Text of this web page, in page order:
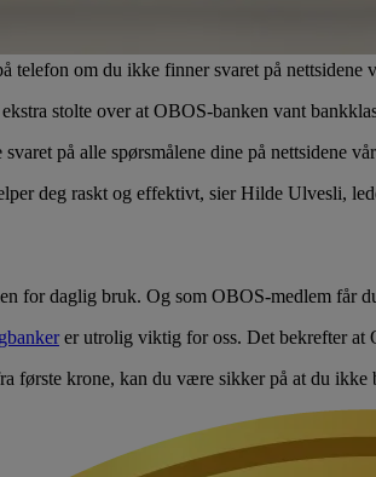
telefon om du ikke finner svaret på nettsidene
stolte over at OBOS-banken vant
på alle spørsmålene dine på nettsidene
deg raskt og effektivt, sier Hilde Ulvesli,
for daglig bruk. Og som OBOS-medlem får
er utrolig viktig for oss. Det bekrefter at
første krone, kan du være sikker på at du